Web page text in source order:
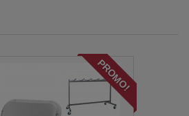
PROMO!